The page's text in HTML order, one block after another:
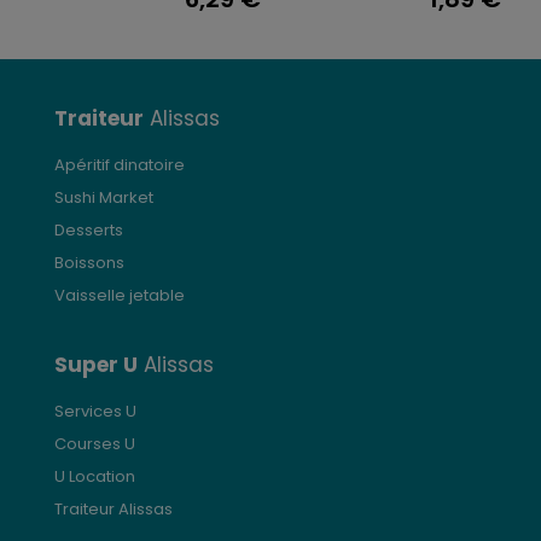
Traiteur Alissas
Apéritif dinatoire
Sushi Market
Desserts
Boissons
Vaisselle jetable
Super U Alissas
Services U
Courses U
U Location
Traiteur Alissas